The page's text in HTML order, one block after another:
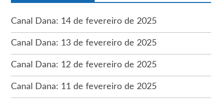
Canal Dana: 14 de fevereiro de 2025
Canal Dana: 13 de fevereiro de 2025
Canal Dana: 12 de fevereiro de 2025
Canal Dana: 11 de fevereiro de 2025